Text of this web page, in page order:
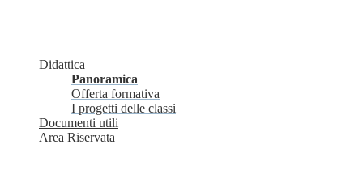
Didattica
Panoramica
Offerta formativa
I progetti delle classi
Documenti utili
Area Riservata